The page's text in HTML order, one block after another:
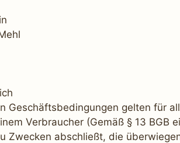
Geschäftsbedingungen gelten für
Verbraucher (Gemäß § 13 BGB
Zwecken abschließt, die